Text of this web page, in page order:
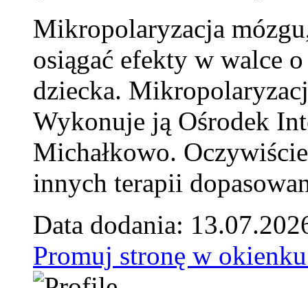
Mikropolaryzacja
osiągać efekty w walce
dziecka.
Wykonuje ją Ośrodek
Michałkowo.
innych terapii
Data dodania:
Promuj stronę w